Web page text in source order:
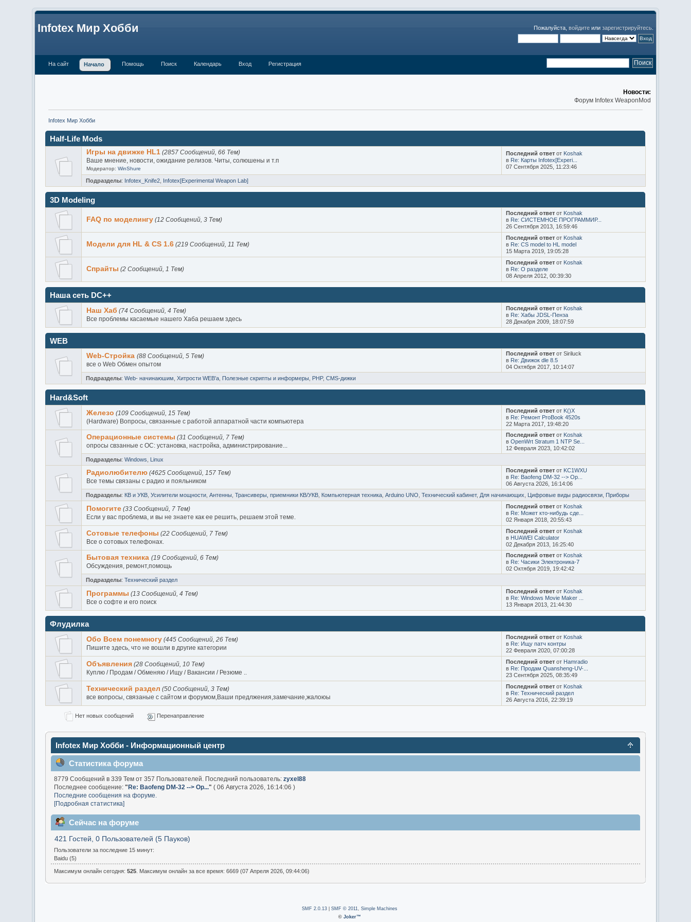
Infotex Мир Хобби Пожалуйста, войдитеили зарегистрируйтесь.
На сайт Начало Помощь Поиск Календарь Вход Регистрация
Новости:
Форум Infotex WeaponMod
Infotex Мир Хобби
Half-Life Mods
Игры на движке HL1 (2857 Сообщений, 66 Тем)
Ваше мнение, новости, ожидание релизов. Читы, солюшены и т.п
Модератор: WinShure
Последний ответот Koshak
в Re: Карты Infotex[Experi...
07 Сентября 2025, 11:23:46
Подразделы: Infotex_Knife2, Infotex[Experimental Weapon Lab]
3D Modeling
FAQ по моделингу (12 Сообщений, 3 Тем)
Последний ответот Koshak
в Re: СИСТЕМНОЕ ПРОГРАММИР...
26 Сентября 2013, 16:59:46
Модели для HL & CS 1.6 (219 Сообщений, 11 Тем)
Последний ответот Koshak
в Re: CS model to HL model
15 Марта 2019, 19:05:28
Спрайты (2 Сообщений, 1 Тем)
Последний ответот Koshak
в Re: О разделе
08 Апреля 2012, 00:39:30
Наша сеть DC++
Наш Хаб (74 Сообщений, 4 Тем)
Все проблемы касаемые нашего Хаба решаем здесь
Последний ответот Koshak
в Re: Хабы JDSL-Пенза
28 Декабря 2009, 18:07:59
WEB
Web-Стройка (88 Сообщений, 5 Тем)
все о Web Обмен опытом
Последний ответот Siriluck
в Re: Движок dle 8.5
04 Октября 2017, 10:14:07
Подразделы: Web- начинаюшим Хитрости WEB'а, Полезные скрипты и информеры, PHP, CMS-дижки
Hard&Soft
Железо (109 Сообщений, 15 Тем)
(Hardware) Вопросы, связанные с работой аппаратной части компьютера
Последний ответот K()X
в Re: Ремонт ProBook 4520s
22 Марта 2017, 19:48:20
Операционные системы (31 Сообщений, 7 Тем)
опросы свзанные с ОС: установка, настройка, администрирование...
Последний ответот Koshak
в OpenWrt Stratum 1 NTP Se...
12 Февраля 2023, 10:42:02
Подразделы: Windows Linux
Радиолюбителю (4625 Сообщений, 157 Тем)
Все темы связаны с радио и пояльником
Последний ответот KC1WXU
в Re: Baofeng DM-32 --> Op...
06 Августа 2026, 16:14:06
Подразделы: КВ и УКВ, Усилители мощности, Антенны, Трансиверы, приемники КВ/УКВ, Компьютерная техника, Arduino UNO Технический кабинет, Для начинающих Цифровые виды радиосвязи, Приборы
Помогите (33 Сообщений, 7 Тем)
Если у вас проблема, и вы не знаете как ее решить, решаем этой теме.
Последний ответот Koshak
в Re: Может кто-нибудь сде...
02 Января 2018, 20:55:43
Сотовые телефоны (22 Сообщений, 7 Тем)
Все о сотовых телефонах.
Последний ответот Koshak
в HUAWEI Calculator
02 Декабря 2013, 16:25:40
Бытовая техника (19 Сообщений, 6 Тем)
Обсуждения, ремонт,помощь
Последний ответот Koshak
в Re: Часики Электроника-7
02 Октября 2019, 19:42:42
Подразделы: Технический раздел
Программы (13 Сообщений, 4 Тем)
Все о софте и его поиск
Последний ответот Koshak
в Re: Windows Movie Maker ...
13 Января 2013, 21:44:30
Флудилка
Обо Всем понемногу (445 Сообщений, 26 Тем)
Пишите здесь, что не вошли в другие категории
Последний ответот Koshak
в Re: Ищу патч контры
22 Февраля 2020, 07:00:28
Объявления (28 Сообщений, 10 Тем)
Куплю / Продам / Обменяю / Ищу / Вакансии / Резюме ..
Последний ответот Hamradio
в Re: Продам Quansheng-UV-...
23 Сентября 2025, 08:35:49
Технический раздел (50 Сообщений, 3 Тем)
все вопросы, связаные с сайтом и форумом,Ваши предлжения,замечание,жалоюы
Последний ответот Koshak
в Re: Технический раздел
26 Августа 2016, 22:39:19
Нет новых сообщений Перенаправление
Infotex Мир Хобби - Информационный центр
Статистика форума
8779 Сообщений в 339 Тем от 357 Пользователей. Последний пользователь:zyxel88
Последнее сообщение:" Re: Baofeng DM-32 --> Op..." ( 06 Августа 2026, 16:14:06 )
Последние сообщения на форуме.
[Подробная статистика]
Сейчас на форуме
421 Гостей, 0 Пользователей (5 Пауков)
Пользователи за последние 15 минут:
Baidu (5)
Максимум онлайн сегодня: 525. Максимум онлайн за все время: 6669 (07 Апреля 2026, 09:44:06)
SMF 2.0.13| SMF © 2011, Simple Machines
© Joker™